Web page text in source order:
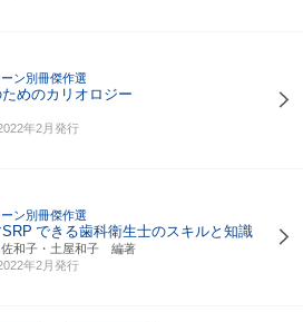
ン別冊傑作選
めのカリオロジー
年2月発行
ン別冊傑作選
できる歯科衛生士のスキルと知識
佐和子・土屋和子 編著
年2月発行